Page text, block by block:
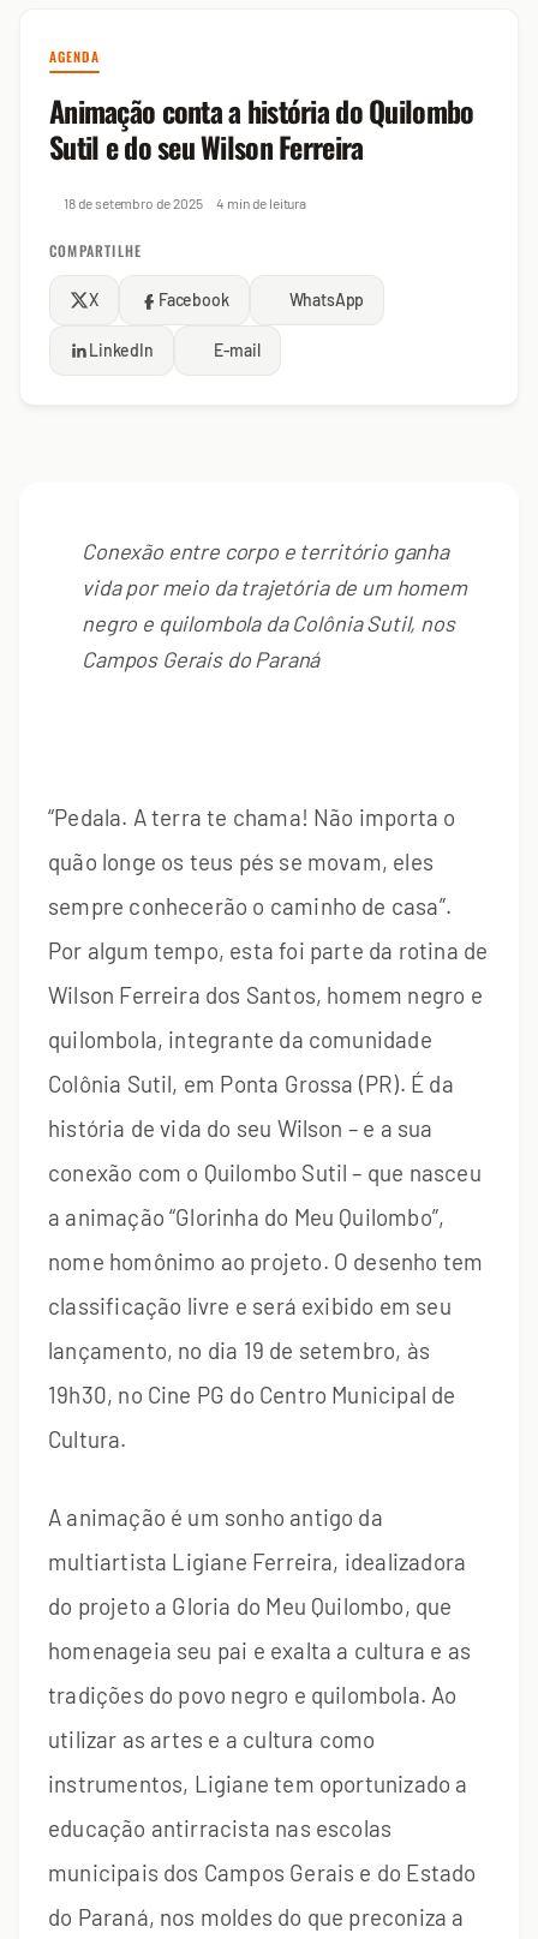
AGENDA
Animação conta a história do Quilombo
Sutil e do seu Wilson Ferreira
18 de setembro de 2025 4 min de leitura
COMPARTILHE
X Facebook WhatsApp
LinkedIn E-mail
Conexão entre corpo e território ganha
vida por meio da trajetória de um homem
negro e quilombola da Colônia Sutil, nos
Campos Gerais do Paraná
“Pedala. A terra te chama! Não importa o
quão longe os teus pés se movam, eles
sempre conhecerão o caminho de casa”.
Por algum tempo, esta foi parte da rotina de
Wilson Ferreira dos Santos, homem negro e
quilombola, integrante da comunidade
Colônia Sutil, em Ponta Grossa (PR). É da
história de vida do seu Wilson – e a sua
conexão com o Quilombo Sutil – que nasceu
a animação “Glorinha do Meu Quilombo”,
nome homônimo ao projeto. O desenho tem
classificação livre e será exibido em seu
lançamento, no dia 19 de setembro, às
19h30, no Cine PG do Centro Municipal de
Cultura.
A animação é um sonho antigo da
multiartista Ligiane Ferreira, idealizadora
do projeto a Gloria do Meu Quilombo, que
homenageia seu pai e exalta a cultura e as
tradições do povo negro e quilombola. Ao
utilizar as artes e a cultura como
instrumentos, Ligiane tem oportunizado a
educação antirracista nas escolas
municipais dos Campos Gerais e do Estado
do Paraná, nos moldes do que preconiza a